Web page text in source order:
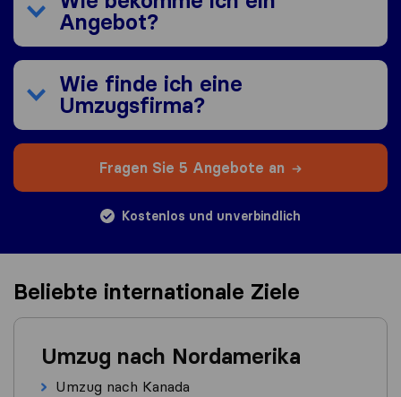
Angebot?
Wie finde ich eine
Umzugsfirma?
Fragen Sie 5 Angebote an
Kostenlos und unverbindlich
Beliebte internationale Ziele
Umzug nach Nordamerika
Umzug nach Kanada